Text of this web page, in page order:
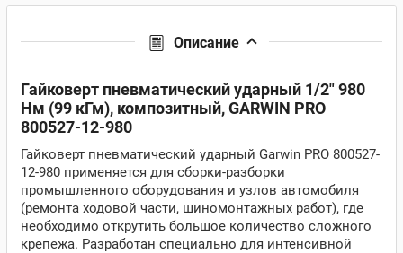
Описание
Гайковерт пневматический ударный 1/2" 980
Нм (99 кГм), композитный, GARWIN PRO
800527-12-980
Гайковерт пневматический ударный Garwin PRO 800527-
12-980 применяется для сборки-разборки
промышленного оборудования и узлов автомобиля
(ремонта ходовой части, шиномонтажных работ), где
необходимо открутить большое количество сложного
крепежа. Разработан специально для интенсивной